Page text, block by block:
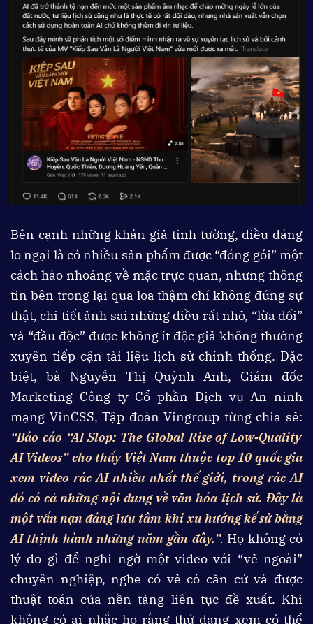
Bên cạnh những khán giả tinh tường, điều đáng
lo ngại là có nhiều sản phẩm được “đóng gói” một
cách hào nhoáng về mặc trực quan, nhưng thông
tin bên trong lại qua loa thậm chí không đúng sự
thật, chi tiết ảnh sai những điều rất nhỏ, “lừa dối”
và “đầu độc” được không ít độc giả không thường
xuyên tiếp cận tài liệu lịch sử chính thống. Đặc
biệt, bà Nguyễn Thị Quỳnh Anh, Giám đốc
Marketing Công ty Cổ phần Dịch vụ An ninh
mạng VinCSS, Tập đoàn Vingroup từng chia sẻ:
“Báo cáo “AI Slop: The Global Rise of Low‑Quality
AI Videos” cho thấy Việt Nam thuộc top 10 quốc gia
xem video rác AI nhiều nhất thế giới, trong rác AI
đó có cả những nội dung về văn hóa lịch sử. Đây là
một vấn nạn đáng lưu tâm khi xu hướng kể sử bằng
AI thịnh hành những năm gần đây.”. Họ không có
lý do gì để nghi ngờ một video với “vẻ ngoài”
chuyên nghiệp, nghe có vẻ có căn cứ và được
thuật toán của nền tảng liên tục đề xuất. Khi
không có ai nhắc họ rằng thứ đang xem có thể